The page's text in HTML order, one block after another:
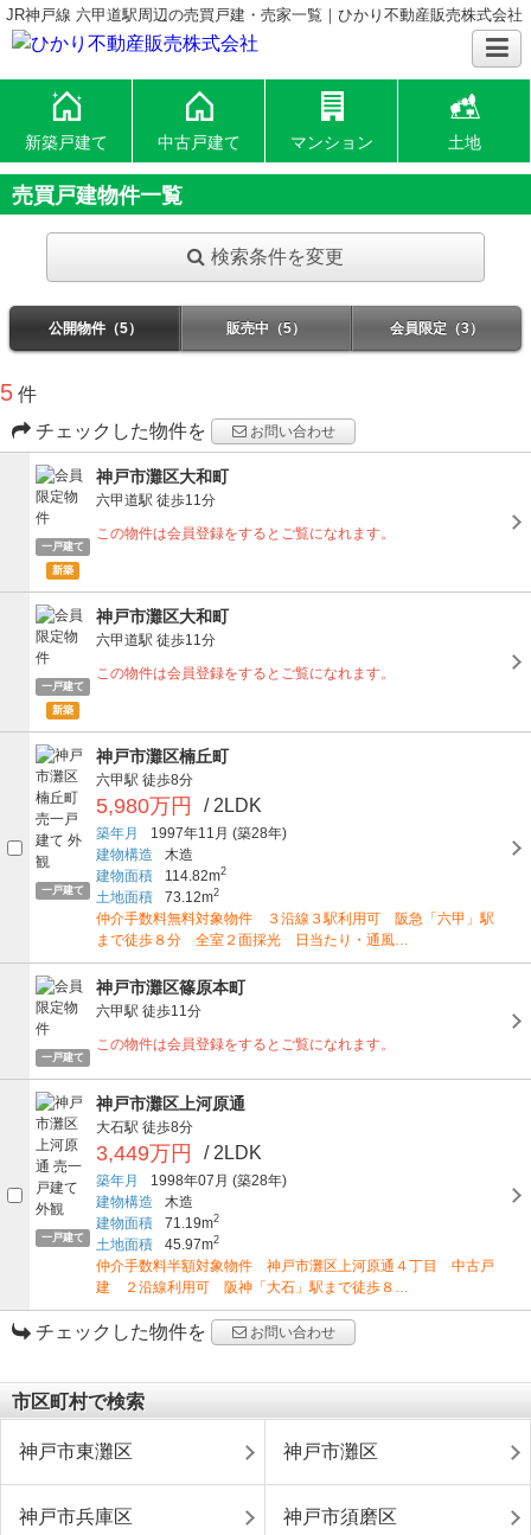
JR神戸線 六甲道駅周辺の売買戸建・売家一覧｜ひかり不動産販売株式会社
新築戸建て 中古戸建て マンション 土地
売買戸建物件一覧
検索条件を変更
公開物件（5） 販売中（5） 会員限定（3）
5 件
チェックした物件を
お問い合わせ
一戸建て
新築
神戸市灘区大和町
六甲道駅 徒歩11分
この物件は会員登録をするとご覧になれます。
一戸建て
新築
神戸市灘区大和町
六甲道駅 徒歩11分
この物件は会員登録をするとご覧になれます。
一戸建て
神戸市灘区楠丘町
六甲駅 徒歩8分
5,980万円 / 2LDK
築年月 1997年11月 (築28年)
建物構造
木造
建物面積
114.82m2
土地面積 73.12m2
仲介手数料無料対象物件 ３沿線３駅利用可 阪急「六甲」駅
まで徒歩８分 全室２面採光 日当たり・通風…
一戸建て
神戸市灘区篠原本町
六甲駅 徒歩11分
この物件は会員登録をするとご覧になれます。
一戸建て
神戸市灘区上河原通
大石駅 徒歩8分
3,449万円 / 2LDK
築年月 1998年07月 (築28年)
建物構造
木造
建物面積
71.19m2
土地面積 45.97m2
仲介手数料半額対象物件 神戸市灘区上河原通４丁目 中古戸
建 ２沿線利用可 阪神「大石」駅まで徒歩８…
チェックした物件を お問い合わせ
市区町村で検索
神戸市東灘区 神戸市灘区
神戸市兵庫区 神戸市須磨区